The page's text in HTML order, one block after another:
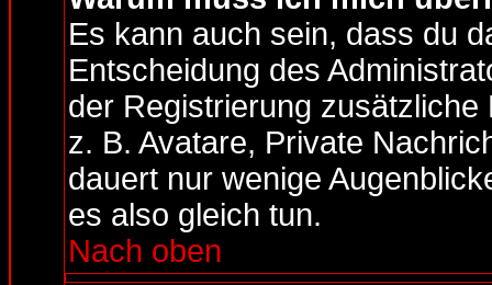
Es kann auch sein, dass du
Entscheidung des
der Registrierung
z. B. Avatare, Private
dauert nur wenige
es also gleich tun.
Nach oben